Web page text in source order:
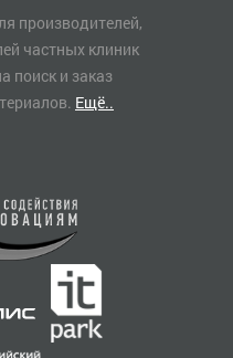
производителей,
частных клиник
поиск и заказ
Ещё..